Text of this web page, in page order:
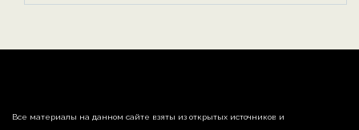
Все материалы на данном сайте взяты из открытых источников и